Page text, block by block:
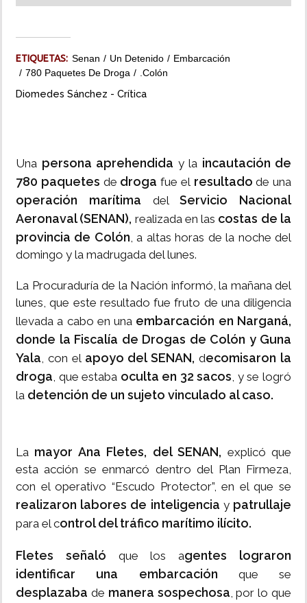
ETIQUETAS: Senan Un Detenido
Embarcación
780 Paquetes De Droga
.Colón
Diomedes Sánchez - Crítica
Una persona aprehendida y la incautación de
780 paquetes de droga fue el resultado de una
operación marítima delServicio Nacional
Aeronaval (SENAN), realizada en las costas de la
provincia de Colón, a altas horas de la noche del
domingo y la madrugada del lunes.
La Procuraduría de la Nación informó, la mañana del
lunes, que este resultado fue fruto de una diligencia
llevada a cabo en una embarcación en Narganá,
donde la Fiscalía de Drogas de Colón y Guna
Yala, con el apoyo del SENAN, decomisaron la
droga, que estaba oculta en 32 sacos, y se logró
la detención de un sujeto vinculado al caso.
La mayor Ana Fletes, del SENAN, explicó que
esta acción se enmarcó dentro del Plan Firmeza,
con el operativo “Escudo Protector”, en el que se
realizaron labores de inteligencia y patrullaje
para el control del tráfico marítimo ilícito.
Fletes señaló que los agentes lograron
identificar una embarcación que se
desplazaba de manera sospechosa, por lo que